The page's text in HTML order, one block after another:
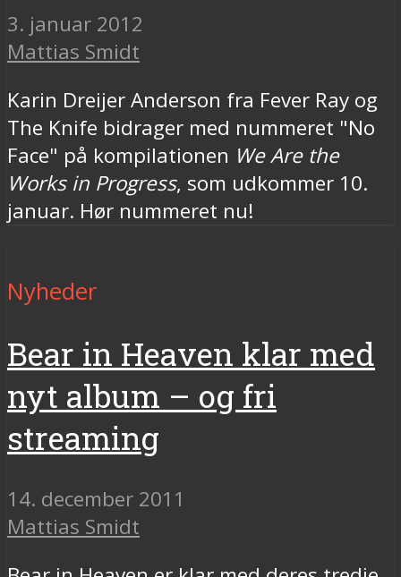
3. januar 2012
Mattias Smidt
Karin Dreijer Anderson fra Fever Ray og
The Knife bidrager med nummeret "No
Face" på kompilationen We Are the
Works in Progress, som udkommer 10.
januar. Hør nummeret nu!
Nyheder
Bear in Heaven klar med
nyt album – og fri
streaming
14. december 2011
Mattias Smidt